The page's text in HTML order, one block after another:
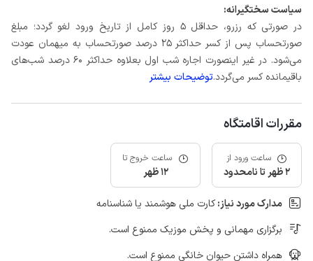
سیاست سختگیرانه:
در صورتی که رزرو، حداقل 5 روز کامل از تاریخ ورود لغو گردد؛ مبلغ
صورتحساب پس از کسر حداکثر 25 درصد صورتحساب به میهمان عودت
می‌شود. در غیر اینصورت اجاره شب اول بعلاوه حداکثر 60 درصد شب‌های
باقیمانده کسر می‌گردد.توضیحات بیشتر
مقررات اقامتگاه
ساعت ورود از
2 ظهر تا نامحدود
ساعت خروج تا
12 ظهر
مدارک مورد نیاز:کارت ملی هوشمند یا شناسنامه
برگزاری مهمانی و پخش موزیک ممنوع است.
همراه داشتن حیوان خانگی ممنوع است.